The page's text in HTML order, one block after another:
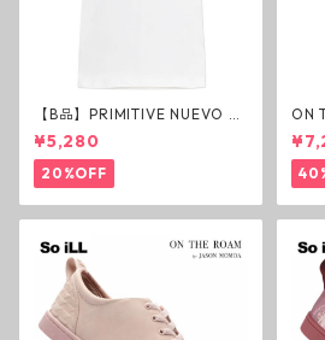
【B品】PRIMITIVE NUEVO SC
RIPT HW TEE WHITE ヘビー
ウェイトTシャツ ホワイト プ
リミティブ
¥5,280
20%OFF
ON
a
オ
ア